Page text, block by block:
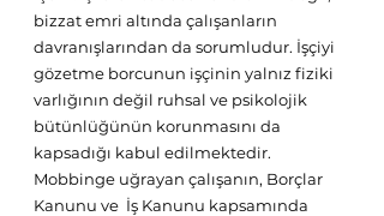
bizzat emri altında çalışanların
davranışlarından da sorumludur. İşçiyi
gözetme borcunun işçinin yalnız fiziki
varlığının değil ruhsal ve psikolojik
bütünlüğünün korunmasını da
kapsadığı kabul edilmektedir.
Mobbinge uğrayan çalışanın, Borçlar
Kanunu ve  İş Kanunu kapsamında